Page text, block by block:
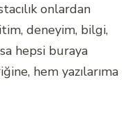
onlardan
deneyim, bilgi,
hepsi buraya
hem yazılarıma